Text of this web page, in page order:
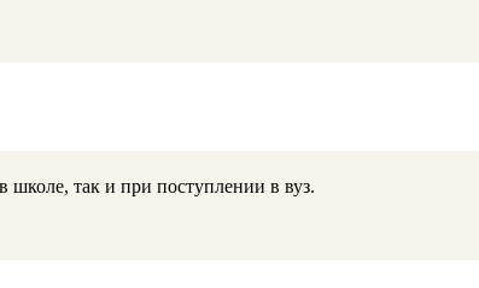
школе, так и при поступлении в вуз.